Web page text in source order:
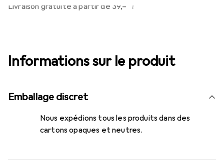
Livraison gratuite à partir de 39,– i
Informations sur le produit
Emballage discret
Nous expédions tous les produits dans des
cartons opaques et neutres.